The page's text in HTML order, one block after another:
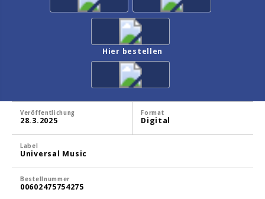
Hier bestellen
Veröffentlichung
28.3.2025
Format
Digital
Label
Universal Music
Bestellnummer
00602475754275